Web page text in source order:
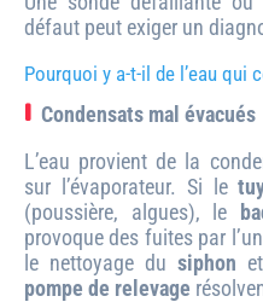
défaut peut exiger un
Pourquoi y a-t-il de l’eau qui
Condensats mal évacués
L’eau provient de la
sur l’évaporateur. Si le
(poussière, algues), le
provoque des fuites par
le nettoyage du siphon
pompe de relevage